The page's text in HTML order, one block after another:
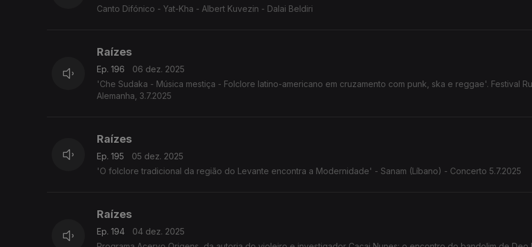
Canto Difónico - Yat-Kha - Albert Kuvezin - Dalai Beldiri
Raízes
Ep. 196
06 dez. 2025
'Che Sudaka - Música mestiça - Folclore latino-americano em cruzamento com punk, ska e reggae'. Festival
Alemanha, 3.7.2025
Raízes
Ep. 195
05 dez. 2025
'O folclore tradicional da região do Levante encontra a Modernidade' - Sanam (Líbano) - Concerto 5.7.2025
Raízes
Ep. 194
04 dez. 2025